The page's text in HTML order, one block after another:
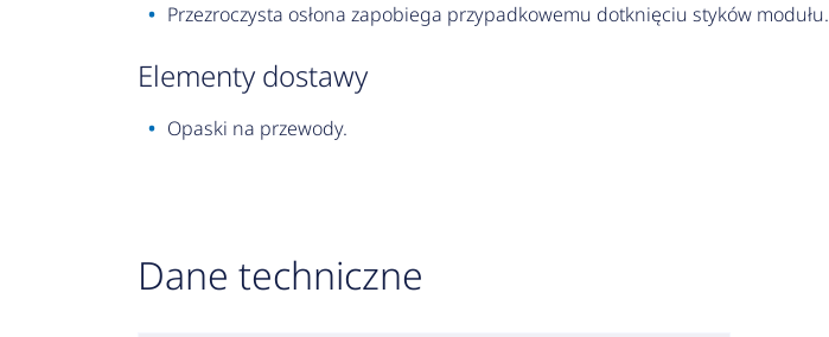
Przezroczysta osłona zapobiega przypadkowemu dotknięciu styków modułu.
elementy dostawy
Opaski na przewody.
Dane techniczne